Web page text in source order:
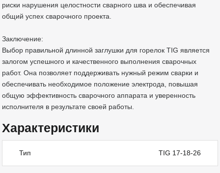
риски нарушения целостности сварного шва и обеспечивая
общий успех сварочного проекта.
Заключение:
Выбор правильной длинной заглушки для горелок TIG является
залогом успешного и качественного выполнения сварочных
работ. Она позволяет поддерживать нужный режим сварки и
обеспечивать необходимое положение электрода, повышая
общую эффективность сварочного аппарата и уверенность
исполнителя в результате своей работы.
Характеристики
Тип TIG 17-18-26